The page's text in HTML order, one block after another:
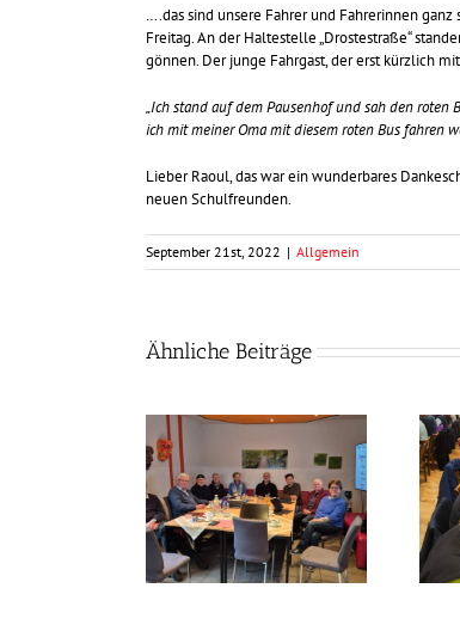
….das sind unsere Fahrer und Fahrerinnen
Freitag. An der Haltestelle „Drostestraße“
gönnen. Der junge Fahrgast, der erst kürzlich
„Ich stand auf dem Pausenhof und sah den roten
ich mit meiner Oma mit diesem roten Bus fahren
Lieber Raoul, das war ein wunderbares
neuen Schulfreunden.
September 21st, 2022 | Allgemein
Ähnliche Beiträge
Frühlingszeit –
Grünkohlzeit?